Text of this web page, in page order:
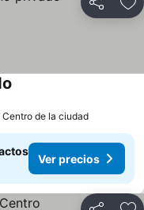
Compartir
Centro de la ciudad
Ver precios